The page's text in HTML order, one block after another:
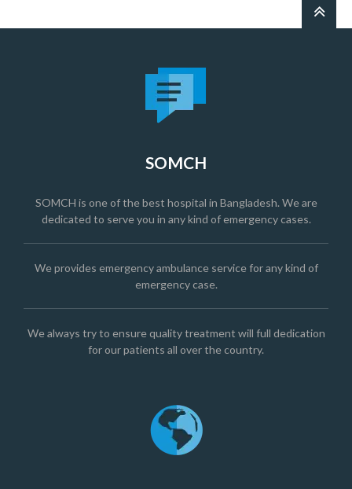
SOMCH
SOMCH is one of the best hospital in Bangladesh. We are
dedicated to serve you in any kind of emergency cases.
We provides emergency ambulance service for any kind of
emergency case.
We always try to ensure quality treatment will full dedication
for our patients all over the country.